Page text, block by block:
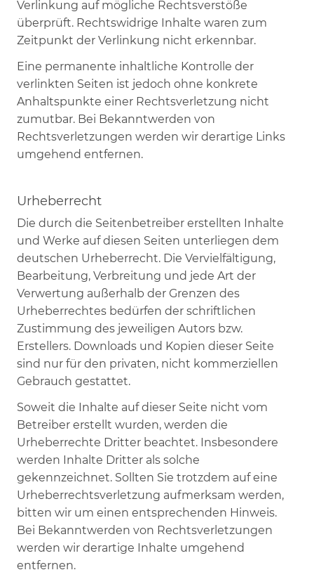
Verlinkung auf mögliche Rechtsverstöße
überprüft. Rechtswidrige Inhalte waren zum
Zeitpunkt der Verlinkung nicht erkennbar.
Eine permanente inhaltliche Kontrolle der
verlinkten Seiten ist jedoch ohne konkrete
Anhaltspunkte einer Rechtsverletzung nicht
zumutbar. Bei Bekanntwerden von
Rechtsverletzungen werden wir derartige Links
umgehend entfernen.
Urheberrecht
Die durch die Seitenbetreiber erstellten Inhalte
und Werke auf diesen Seiten unterliegen dem
deutschen Urheberrecht. Die Vervielfältigung,
Bearbeitung, Verbreitung und jede Art der
Verwertung außerhalb der Grenzen des
Urheberrechtes bedürfen der schriftlichen
Zustimmung des jeweiligen Autors bzw.
Erstellers. Downloads und Kopien dieser Seite
sind nur für den privaten, nicht kommerziellen
Gebrauch gestattet.
Soweit die Inhalte auf dieser Seite nicht vom
Betreiber erstellt wurden, werden die
Urheberrechte Dritter beachtet. Insbesondere
werden Inhalte Dritter als solche
gekennzeichnet. Sollten Sie trotzdem auf eine
Urheberrechtsverletzung aufmerksam werden,
bitten wir um einen entsprechenden Hinweis.
Bei Bekanntwerden von Rechtsverletzungen
werden wir derartige Inhalte umgehend
entfernen.